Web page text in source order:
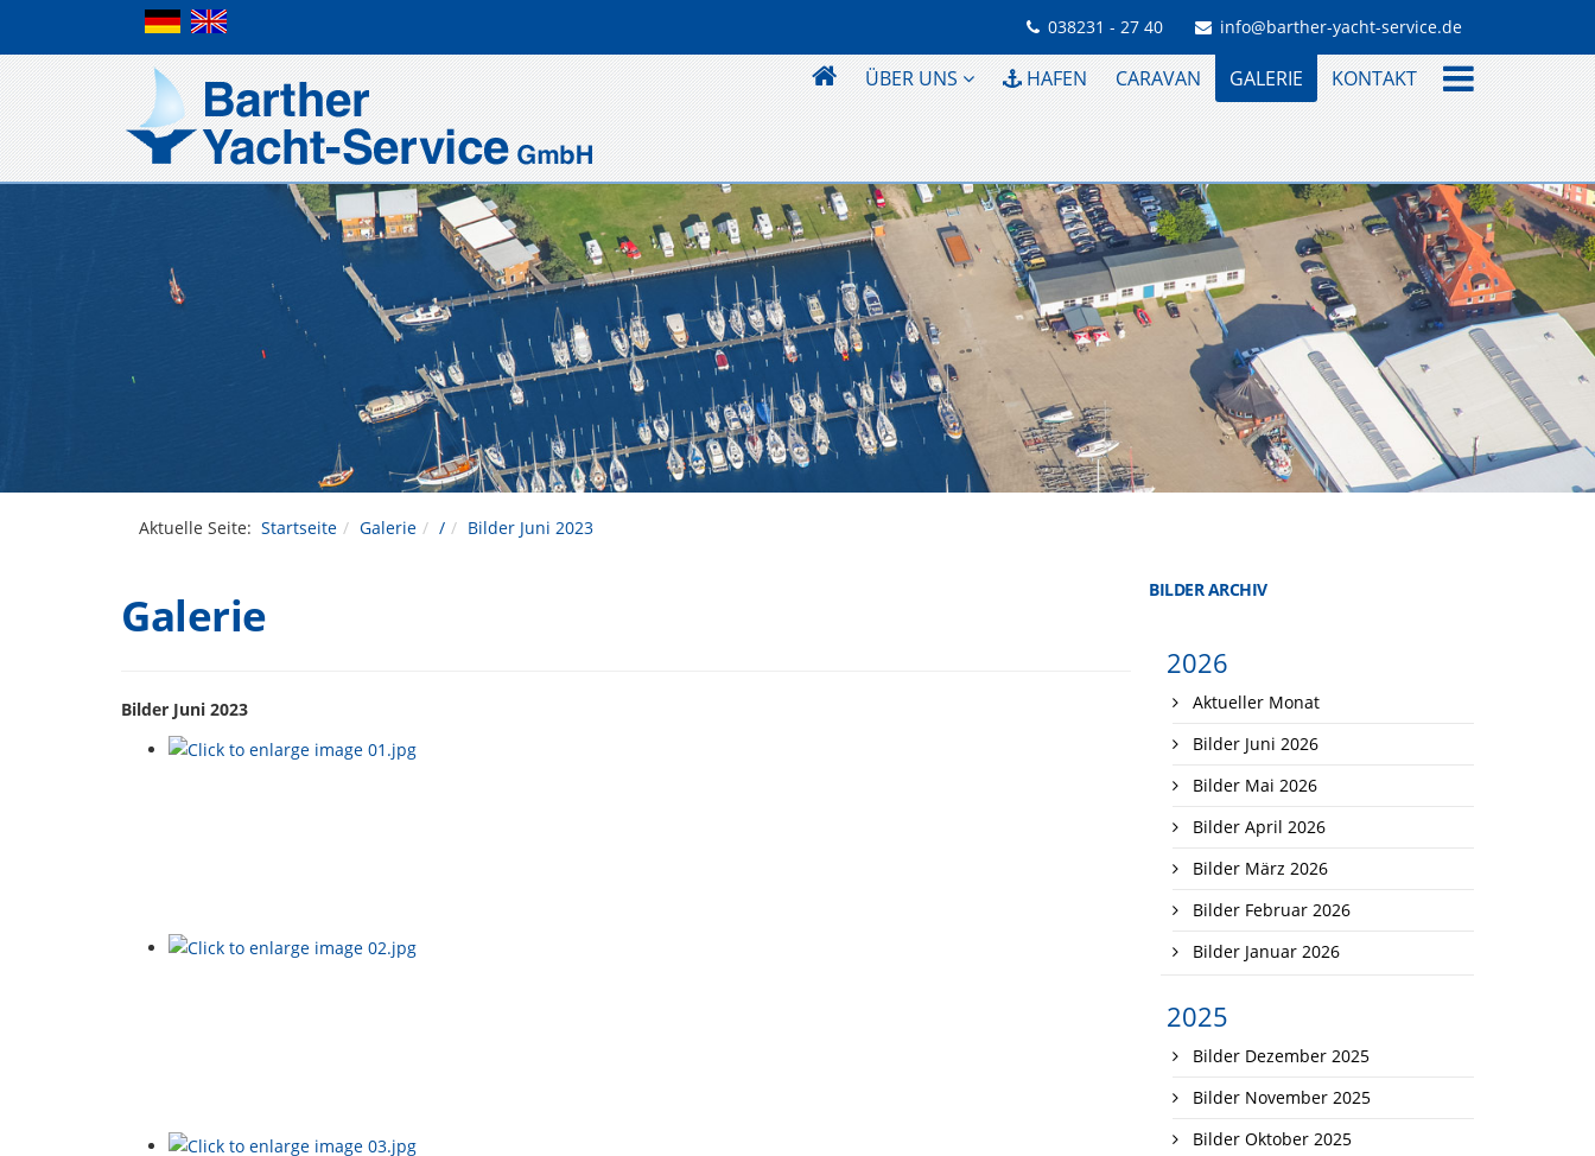
038231 - 27 40 info@barther-yacht-service.de
ÜBER UNS HAFEN CARAVAN GALERIE KONTAKT
Aktuelle Seite: Startseite Galerie / Bilder Juni 2023
Galerie
Bilder Juni 2023
BILDER ARCHIV
2026
Aktueller Monat
Bilder Juni 2026
Bilder Mai 2026
Bilder April 2026
Bilder März 2026
Bilder Februar 2026
Bilder Januar 2026
2025
Bilder Dezember 2025
Bilder November 2025
Bilder Oktober 2025